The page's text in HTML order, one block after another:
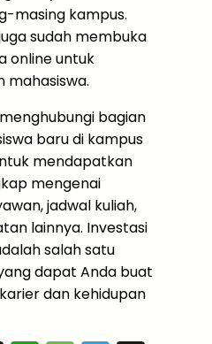
masing kampus.
sudah membuka
online untuk
mahasiswa.
bagian
baru di kampus
mendapatkan
mengenai
jadwal kuliah,
lainnya. Investasi
salah satu
dapat Anda buat
dan kehidupan